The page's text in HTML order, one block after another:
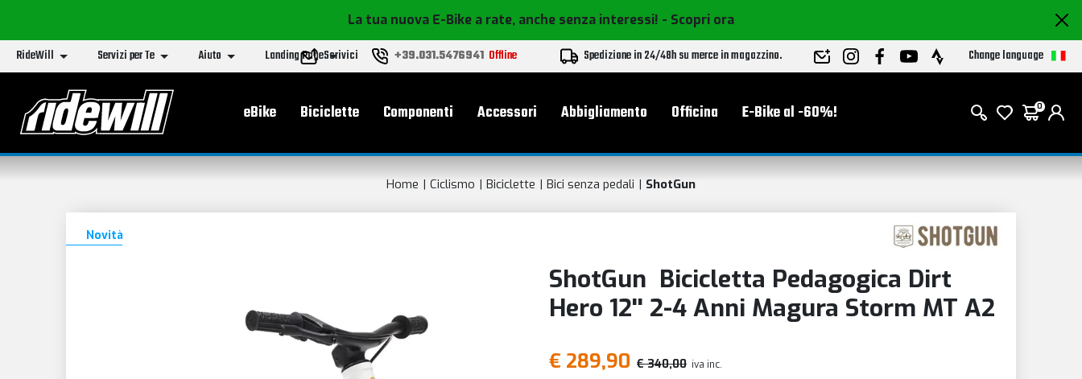
La tua nuova E-Bike a rate, anche senza interessi! - Scopri ora
RideWill Servizi per Te Aiuto Landing PageScrivici +39.031.5476941 Offline Spedizione in 24/48h su merce in magazzino. Change language
Menu principale
eBike Biciclette Componenti Accessori Abbigliamento Officina E-Bike al -60%! 0
Novità
ShotGun Bicicletta Pedagogica Dirt
Hero 12'' 2-4 Anni Magura Storm MT A2
€ 289,90 € 340,00 iva inc.
Home Ciclismo Biciclette Bici senza pedali ShotGun